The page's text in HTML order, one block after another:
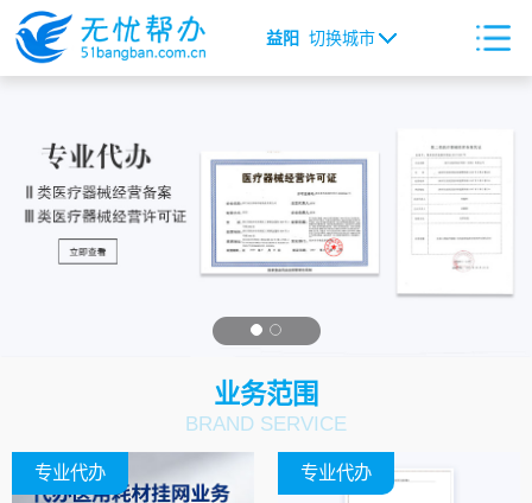
益阳 切换城市
业务范围
BRAND SERVICE
专业代办 专业代办